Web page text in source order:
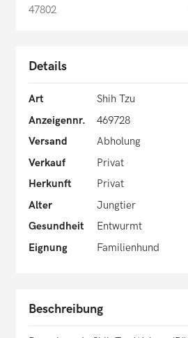
47802
Details
Art
Shih Tzu
Anzeigennr.
469728
Versand
Abholung
Verkauf
Privat
Herkunft
Privat
Alter
Jungtier
Gesundheit
Entwurmt
Eignung
Familienhund
Beschreibung